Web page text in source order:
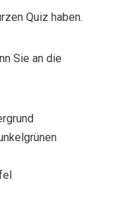
Quiz haben.
Sie an die